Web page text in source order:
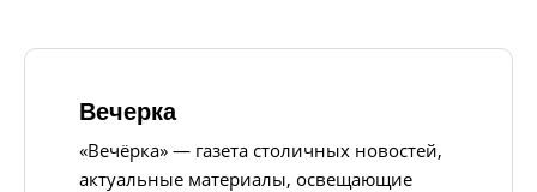
Вечерка
«Вечёрка» — газета столичных новостей,
актуальные материалы, освещающие